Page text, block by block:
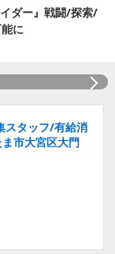
ダー』戦闘/探索/
に
スタッフ/有給消
市大宮区大門